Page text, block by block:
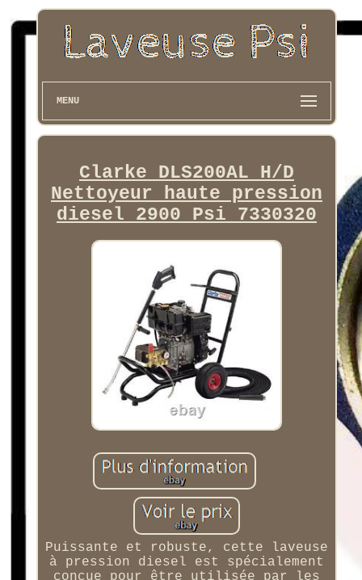
MENU
Clarke DLS200AL H/D
Nettoyeur haute pression
diesel 2900 Psi 7330320
Puissante et robuste, cette laveuse
à pression diesel est spécialement
conçue pour être utilisée par les